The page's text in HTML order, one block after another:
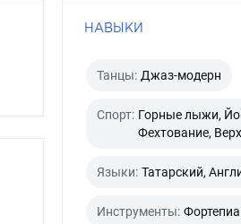
НАВЫКИ
Танцы: Джаз-модерн
Спорт: Горные лыжи,
Фехтование,
Языки: Татарский,
Инструменты: